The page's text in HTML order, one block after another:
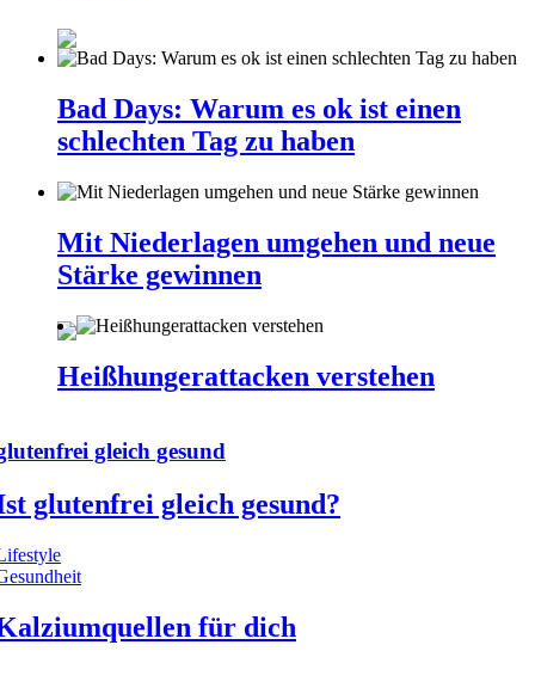
Bad Days: Warum es ok ist einen
schlechten Tag zu haben
Mit Niederlagen umgehen und neue
Stärke gewinnen
Heißhungerattacken verstehen
gleich gesund
glutenfrei gleich gesund?
für dich